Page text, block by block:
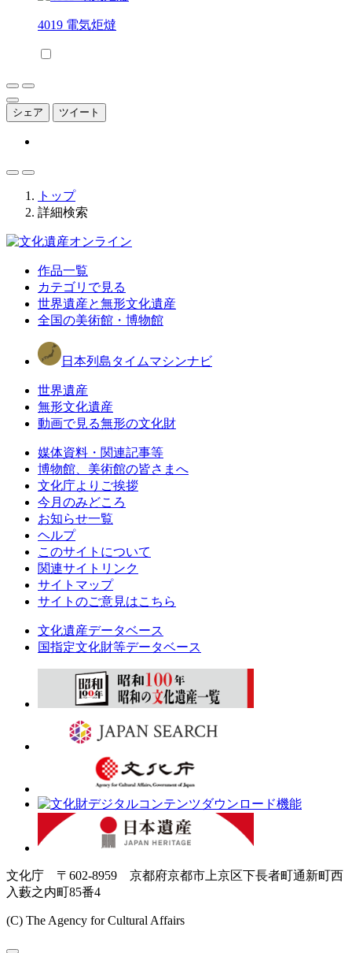
4019 電気炬燵
シェア ツイート
トップ
詳細検索
作品一覧
カテゴリで見る
世界遺産と無形文化遺産
全国の美術館・博物館
日本列島タイムマシンナビ
世界遺産
無形文化遺産
動画で見る無形の文化財
媒体資料・関連記事等
博物館、美術館の皆さまへ
文化庁よりご挨拶
今月のみどころ
お知らせ一覧
ヘルプ
このサイトについて
関連サイトリンク
サイトマップ
サイトのご意見はこちら
文化遺産データベース
国指定文化財等データベース
文化庁 〒602-8959 京都府京都市上京区下長者町通新町西
入藪之内町85番4
(C) The Agency for Cultural Affairs